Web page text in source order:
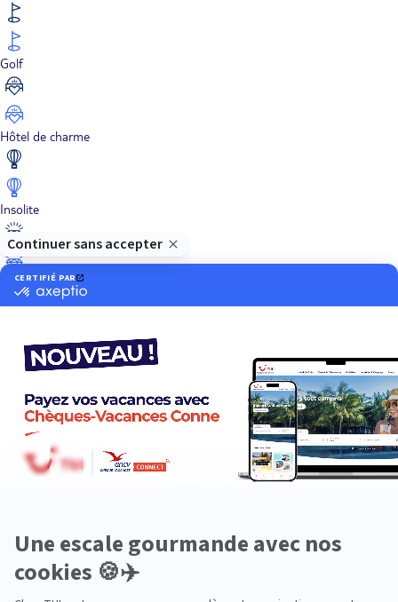
Golf
Hôtel de charme
Insolite
Luxe
Nature
Premium